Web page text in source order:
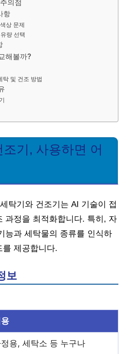
의점
항
상 문제
량 선택
해볼까?
탁 및 건조 방법
기, 사용하면 어
탁기와 건조기는 AI 기술이 접
과정을 최적화합니다. 특히, 자
능과 세탁물의 종류를 인식하
를 제공합니다.
보
용, 세탁소 등 누구나